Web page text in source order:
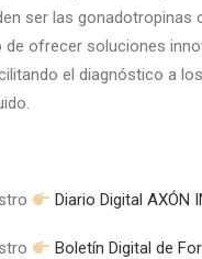
ser las gonadotropinas
ofrecer soluciones
el diagnóstico a
Diario Digital AXÓN
Boletín Digital de